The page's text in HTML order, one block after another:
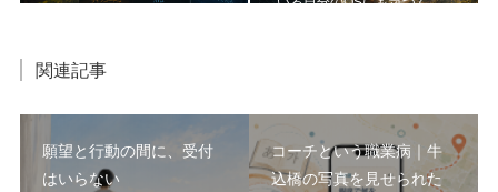
関連記事
願望と行動の間に、受付
はいらない
コーチという職業病｜牛
込橋の写真を見せられた